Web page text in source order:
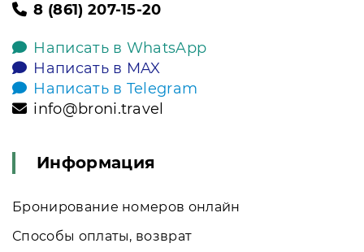
8 (861) 207-15-20
Написать в WhatsApp
Написать в MAX
Написать в Telegram
info@broni.travel
Информация
Бронирование номеров онлайн
Способы оплаты, возврат